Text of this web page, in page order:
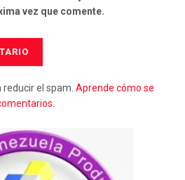
vez que comente.
el spam. Aprende cómo se